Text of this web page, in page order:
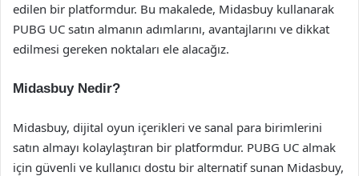
edilen bir platformdur. Bu makalede, Midasbuy kullanarak
PUBG UC satın almanın adımlarını, avantajlarını ve dikkat
edilmesi gereken noktaları ele alacağız.
Midasbuy Nedir?
Midasbuy, dijital oyun içerikleri ve sanal para birimlerini
satın almayı kolaylaştıran bir platformdur. PUBG UC almak
için güvenli ve kullanıcı dostu bir alternatif sunan Midasbuy,